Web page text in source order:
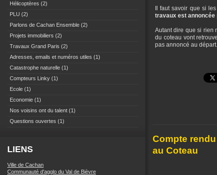
Hélicoptères (2)
PLU (2)
Parlons de Cachan Ensemble (2)
Projets immobiliers (2)
Travaux Grand Paris (2)
Adresses, emails et numéros utiles (1)
Catastrophe naturelle (1)
Compteurs Linky (1)
Ecole (1)
Economie (1)
Nos voisins ont du talent (1)
Questions ouvertes (1)
LIENS
Ville de Cachan
Communauté d'agglo du Val de Bièvre
Il faut savoir que si
travaux est annoncée
Autant dire que si rien
du coteau vont
pas annoncé au départ.
Compte
au Coteau